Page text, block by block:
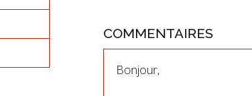
COMMENTAIRES
Bonjour,